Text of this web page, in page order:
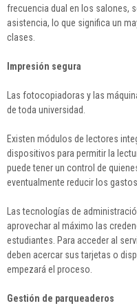
frecuencia dual en los salones,
asistencia, lo que significa un
clases.
Impresión segura
Las fotocopiadoras y las
de toda universidad.
Existen módulos de lectores
dispositivos para permitir la
puede tener un control de
eventualmente reducir los gastos
Las tecnologías de
aprovechar al máximo las
estudiantes. Para acceder al
deben acercar sus tarjetas o
empezará el proceso.
Gestión de parqueaderos